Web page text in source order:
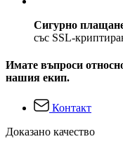
Сигурно
със SSL-
Имате въпроси
нашия екип.
Контакт
Доказано качество